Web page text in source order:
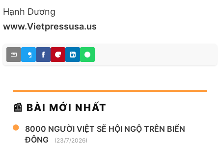
Hạnh Dương
www.Vietpressusa.us
📰 BÀI MỚI NHẤT
8000 NGƯỜI VIỆT SẼ HỘI NGỘ TRÊN BIỂN
ĐÔNG
(23/7/2026)